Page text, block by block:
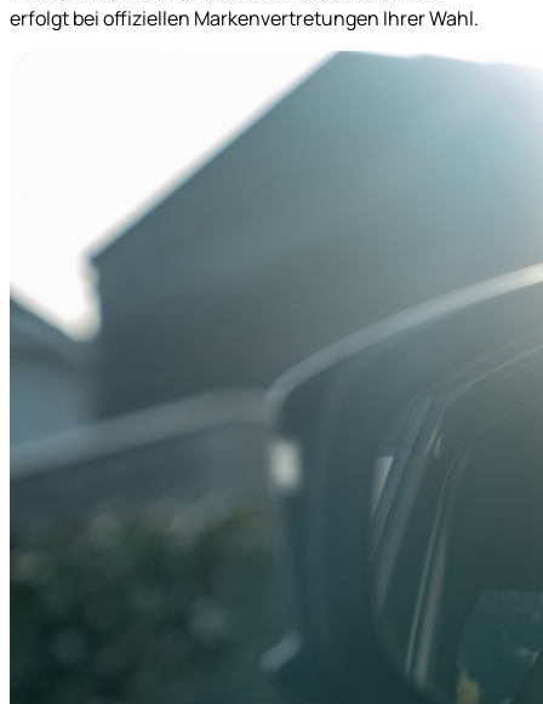
erfolgt bei offiziellen Markenvertretungen Ihrer Wahl.